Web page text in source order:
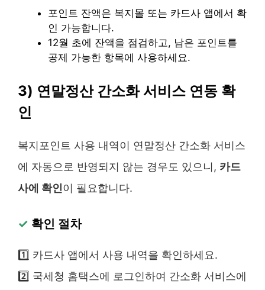
포인트 잔액은 복지몰 또는 카드사 앱에서 확
인 가능합니다.
12월 초에 잔액을 점검하고, 남은 포인트를
공제 가능한 항목에 사용하세요.
3) 연말정산 간소화 서비스 연동 확
인
복지포인트 사용 내역이 연말정산 간소화 서비스
에 자동으로 반영되지 않는 경우도 있으니, 카드
사에 확인이 필요합니다.
✓ 확인 절차
1️⃣ 카드사 앱에서 사용 내역을 확인하세요.
2️⃣ 국세청 홈택스에 로그인하여 간소화 서비스에